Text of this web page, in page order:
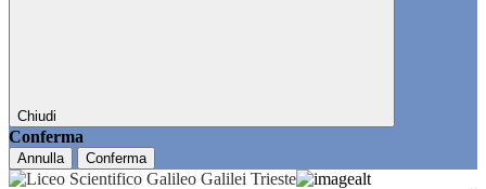
Chiudi
Conferma
Annulla Conferma